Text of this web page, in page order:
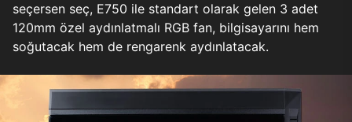
seçersen seç, E750 ile standart olarak gelen 3 adet
120mm özel aydınlatmalı RGB fan, bilgisayarını hem
soğutacak hem de rengarenk aydınlatacak.